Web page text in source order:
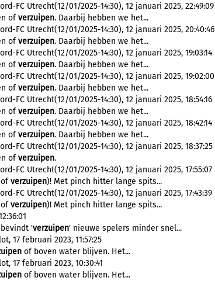
FC Utrecht(12/01/2025-14:30), 12 januari 2025, 22:49:09
ofverzuipen. Daarbij hebben we het...
FC Utrecht(12/01/2025-14:30), 12 januari 2025, 20:40:46
ofverzuipen. Daarbij hebben we het...
FC Utrecht(12/01/2025-14:30), 12 januari 2025, 19:03:14
ofverzuipen. Daarbij hebben we het...
FC Utrecht(12/01/2025-14:30), 12 januari 2025, 19:02:00
ofverzuipen. Daarbij hebben we het...
FC Utrecht(12/01/2025-14:30), 12 januari 2025, 18:54:16
ofverzuipen. Daarbij hebben we het...
FC Utrecht(12/01/2025-14:30), 12 januari 2025, 18:42:14
ofverzuipen. Daarbij hebben we het...
FC Utrecht(12/01/2025-14:30), 12 januari 2025, 18:37:25
ofverzuipen.
FC Utrecht(12/01/2025-14:30), 12 januari 2025, 17:55:07
verzuipen)! Met pinch hitter lange spits...
FC Utrecht(12/01/2025-14:30), 12 januari 2025, 17:43:39
verzuipen)! Met pinch hitter lange spits...
'verzuipen' nieuwe spelers minder snel...
17 februari 2023, 11:57:25
of boven water blijven. Het...
17 februari 2023, 10:30:41
of boven water blijven. Het...